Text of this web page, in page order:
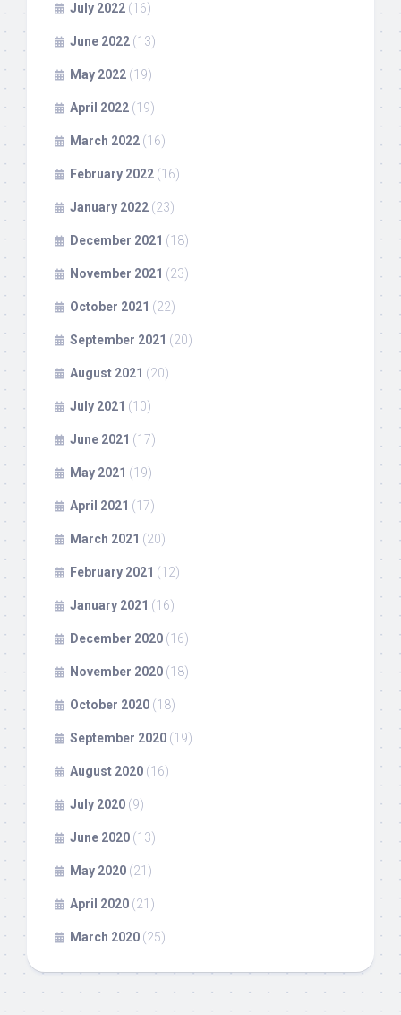
July 2022 (16)
June 2022 (13)
May 2022 (19)
April 2022 (19)
March 2022 (16)
February 2022 (16)
January 2022 (23)
December 2021 (18)
November 2021 (23)
October 2021 (22)
September 2021 (20)
August 2021 (20)
July 2021 (10)
June 2021 (17)
May 2021 (19)
April 2021 (17)
March 2021 (20)
February 2021 (12)
January 2021 (16)
December 2020 (16)
November 2020 (18)
October 2020 (18)
September 2020 (19)
August 2020 (16)
July 2020 (9)
June 2020 (13)
May 2020 (21)
April 2020 (21)
March 2020 (25)